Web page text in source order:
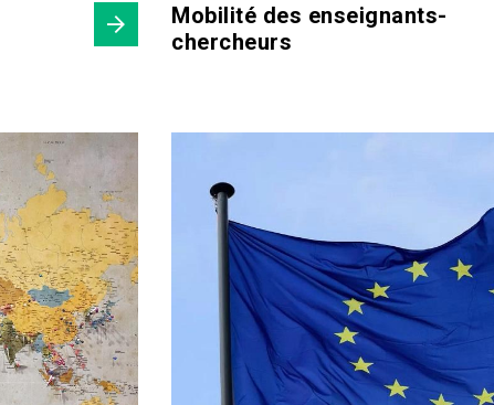
Mobilité des enseignants-
chercheurs